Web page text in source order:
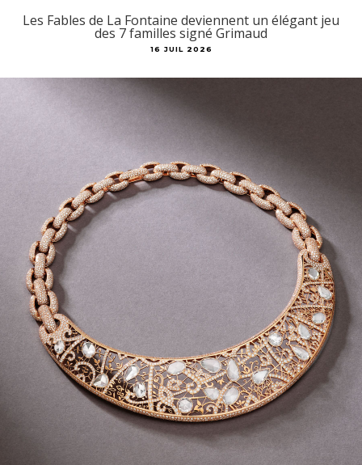
Les Fables de La Fontaine deviennent un élégant jeu
des 7 familles signé Grimaud
16 JUIL 2026